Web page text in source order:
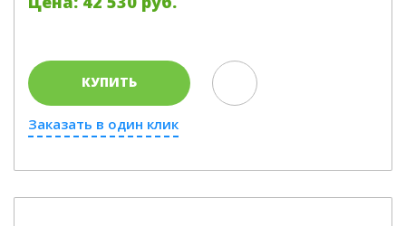
КУПИТЬ
Заказать в один клик